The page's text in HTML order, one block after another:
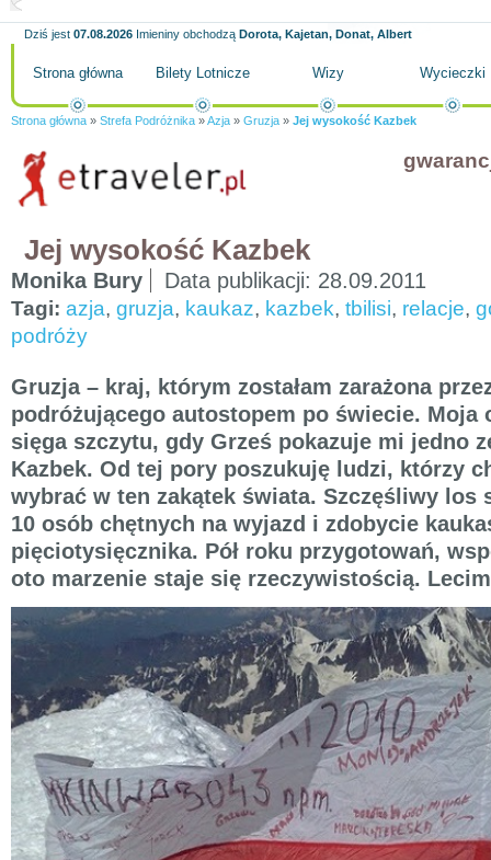
Dziś jest 07.08.2026 Imieniny obchodzą Dorota, Kajetan, Donat, Albert
Strona główna Bilety Lotnicze Wizy Wycieczki
Strona główna » Strefa Podróżnika »Azja » Gruzja » Jej wysokość Kazbek
Jej wysokość Kazbek
Monika Bury Data publikacji: 28.09.2011
Tagi: azja, gruzja, kaukaz, kazbek, tbilisi, relacje,
podróży
Gruzja – kraj, którym zostałam zarażona
podróżującego autostopem po świecie. Moja
sięga szczytu, gdy Grześ pokazuje mi jedno
Kazbek. Od tej pory poszukuję ludzi, którzy
wybrać w ten zakątek świata. Szczęśliwy los
10 osób chętnych na wyjazd i zdobycie
pięciotysięcznika. Pół roku przygotowań,
oto marzenie staje się rzeczywistością.